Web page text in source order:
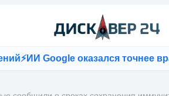
ИИ Google оказался точнее